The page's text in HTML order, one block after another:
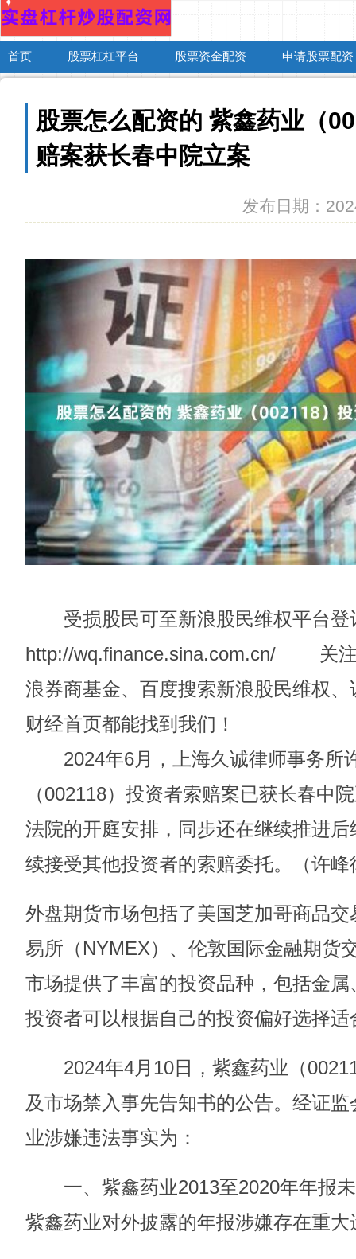
首页 股票杠杠平台 股票资金配资 申请股票配资
股票怎么配资的 紫鑫药业（
赔案获长春中院立案
发布日期：
受损股民可至新浪股民维权平台登
http://wq.finance.sina.com.cn/ 关注
浪券商基金、百度搜索新浪股民维权
财经首页都能找到我们！
2024年6月，上海久诚律师事务所
（002118）投资者索赔案已获长春中
法院的开庭安排，同步还在继续推进
续接受其他投资者的索赔委托。（许峰
外盘期货市场包括了美国芝加哥商品
易所（NYMEX）、伦敦国际金融期货
市场提供了丰富的投资品种，包括金
投资者可以根据自己的投资偏好选择
2024年4月10日，紫鑫药业（
及市场禁入事先告知书的公告。经证
业涉嫌违法事实为：
一、紫鑫药业2013至2020年年报未
紫鑫药业对外披露的年报涉嫌存在重大